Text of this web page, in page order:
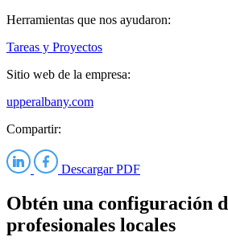
Herramientas que nos ayudaron:
Tareas y Proyectos
Sitio web de la empresa:
upperalbany.com
Compartir:
Descargar PDF
Obtén una configuración
profesionales locales